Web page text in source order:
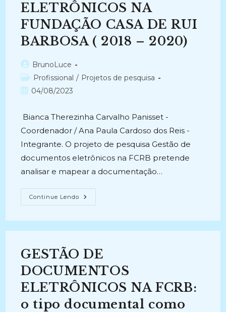
ELETRÔNICOS NA
FUNDAÇÃO CASA DE RUI
BARBOSA ( 2018 – 2020)
Autor
do
post:
BrunoLuce
Categoria
do
Profissional / Projetos de pesquisa
Post04/08/2023
Bianca Therezinha Carvalho Panisset -
Coordenador / Ana Paula Cardoso dos Reis -
Integrante. O projeto de pesquisa Gestão de
documentos eletrônicos na FCRB pretende
analisar e mapear a documentação…
Continue Lendo GESTÃO
DE
FUNDAÇÃO
RUI
BARBOSA
(
2018
–
2020)
GESTÃO DE
DOCUMENTOS
ELETRÔNICOS NA FCRB:
o tipo documental como